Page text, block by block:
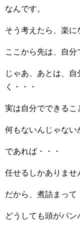
なんです。
そう考えたら、楽に
ここから先は、自分
じゃあ、あとは、
く・・・
実は自分でできるこ
何もないんじゃない
であれば・・・
任せるしかありませ
だから、煮詰まって
どうしても頭がパン